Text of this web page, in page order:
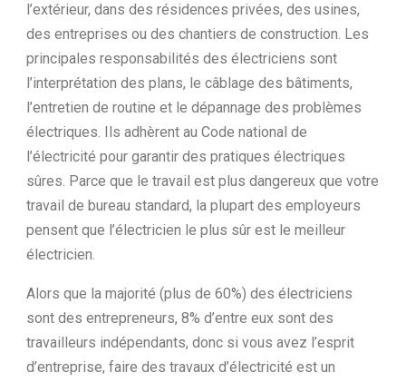
l’extérieur, dans des résidences privées, des usines,
des entreprises ou des chantiers de construction. Les
principales responsabilités des électriciens sont
l’interprétation des plans, le câblage des bâtiments,
l’entretien de routine et le dépannage des problèmes
électriques. Ils adhèrent au Code national de
l’électricité pour garantir des pratiques électriques
sûres. Parce que le travail est plus dangereux que votre
travail de bureau standard, la plupart des employeurs
pensent que l’électricien le plus sûr est le meilleur
électricien.
Alors que la majorité (plus de 60%) des électriciens
sont des entrepreneurs, 8% d’entre eux sont des
travailleurs indépendants, donc si vous avez l’esprit
d’entreprise, faire des travaux d’électricité est un